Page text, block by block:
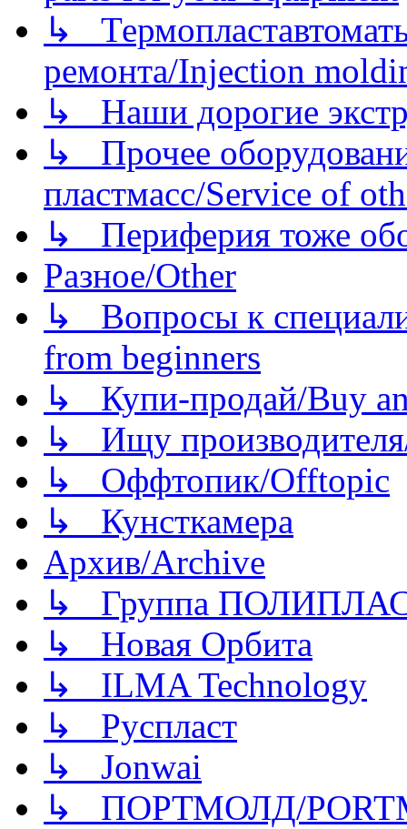
↳
ремонта/Injection
↳ Наши дорогие
↳ Прочее
пластмасс/Service of
↳ Периферия тоже
Разное/Other
↳ Вопросы к
from beginners
↳ Купи-продай/Buy
↳ Ищу
↳ Оффтопик/Offtopic
↳ Кунсткамера
Архив/Archive
↳ Группа
↳ Новая Орбита
↳ ILMA Technology
↳ Руспласт
↳ Jonwai
↳ ПОРТМОЛД/